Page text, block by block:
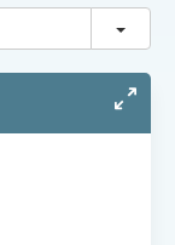
切換